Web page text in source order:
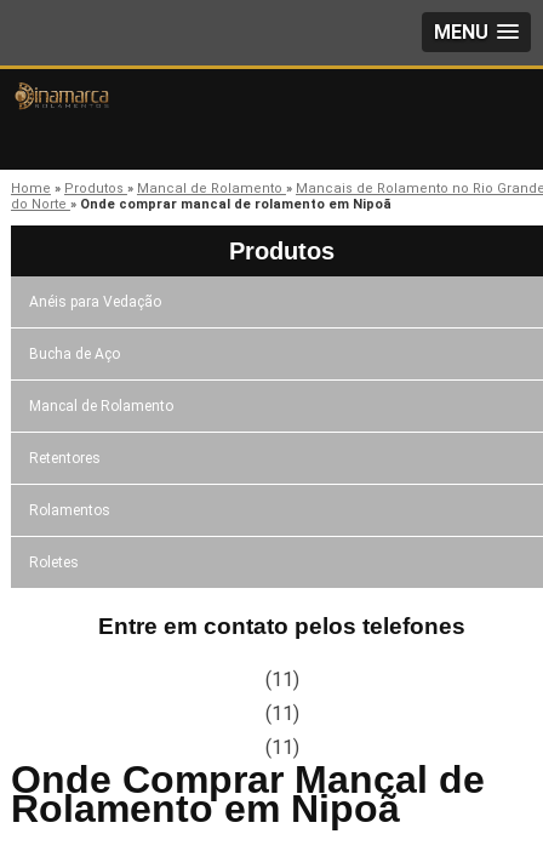
MENU
Home » Produtos » Mancal de Rolamento » Mancais de Rolamento no Rio
do Norte » Onde comprar mancal de rolamento em Nipoã
Produtos
Anéis para Vedação
Bucha de Aço
Mancal de Rolamento
Retentores
Rolamentos
Roletes
Entre em contato pelos telefones
(11)
(11)
(11)
Onde Comprar Mancal de
Rolamento em Nipoã